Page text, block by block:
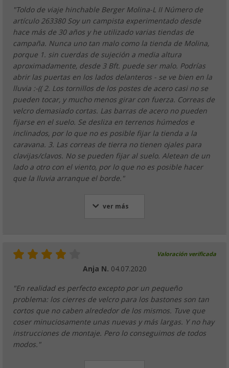
"Toldo de viaje hinchable Berger Molina-L II Número de
artículo 263380 Soy un campista experimentado desde
hace más de 30 años y he utilizado varias tiendas de
campaña. Nunca uno tan malo como la tienda de Molina,
porque 1. sin cuerdas de sujeción a media altura
aproximadamente, desde 3 Bft. puede ser malo. Podrías
abrir las puertas en los lados delanteros - se ve bien en la
lluvia :-(( 2. Los tornillos de los postes de acero casi no se
pueden tocar, y mucho menos girar con fuerza. Correas de
velcro demasiado cortas. Las barras de acero no pueden
fijarse en el suelo. Se desliza en terrenos húmedos e
inclinados, por lo que no es posible fijar la tienda a la
caravana. 3. Las correas de tierra no tienen ojales para
clavijas/clavos. No se pueden fijar al suelo. Aletean de un
lado a otro con el viento, por lo que no es posible hacer
que la lluvia arranque el borde."
ver más
Valoración verificada
Anja N. 04.07.2020
"En realidad es perfecto excepto por un pequeño
problema: los cierres de velcro para los bastones son tan
cortos que no caben alrededor de los mismos. Tuve que
coser minuciosamente unas nuevas y más largas. Y no hay
instrucciones de montaje. Pero lo conseguimos de todos
modos."